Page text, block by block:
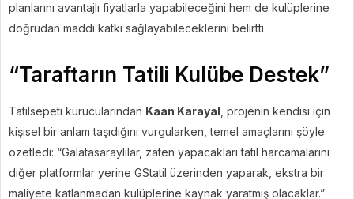
planlarını avantajlı fiyatlarla yapabileceğini hem de kulüplerine
doğrudan maddi katkı sağlayabileceklerini belirtti.
“Taraftarın Tatili Kulübe Destek”
Tatilsepeti kurucularından Kaan Karayal , projenin kendisi için
kişisel bir anlam taşıdığını vurgularken, temel amaçlarını şöyle
özetledi: “Galatasaraylılar, zaten yapacakları tatil harcamalarını
diğer platformlar yerine GStatil üzerinden yaparak, ekstra bir
maliyete katlanmadan kulüplerine kaynak yaratmış olacaklar.”